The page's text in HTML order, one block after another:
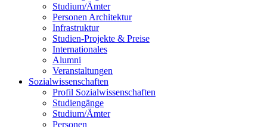
Studium/Ämter
Personen Architektur
Infrastruktur
Studien-Projekte & Preise
Internationales
Alumni
Veranstaltungen
Sozialwissenschaften
Profil Sozialwissenschaften
Studiengänge
Studium/Ämter
Personen